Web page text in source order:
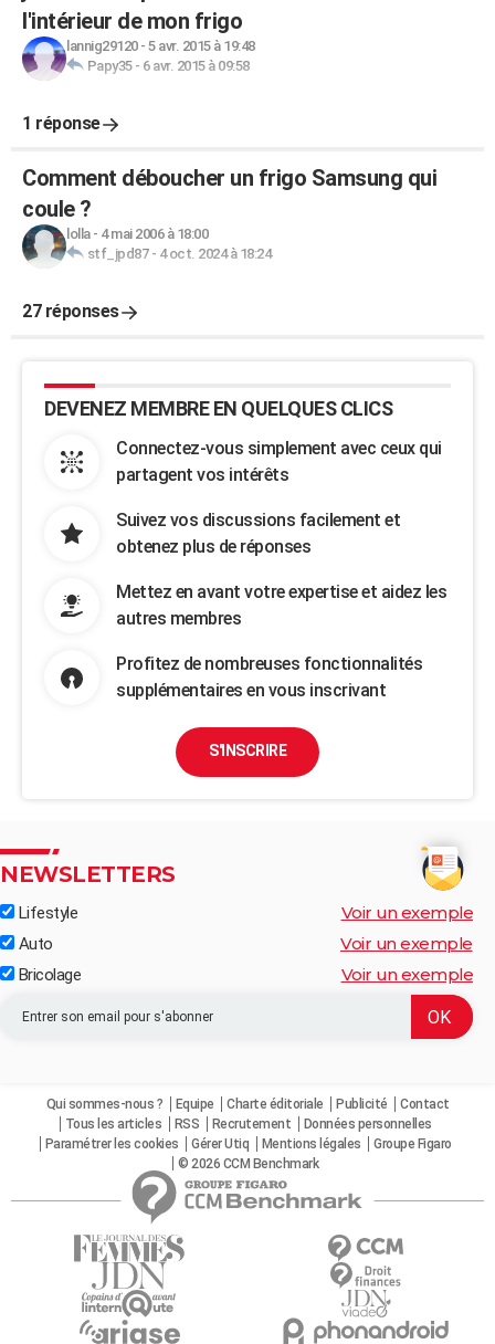
l'intérieur de mon frigo
lannig29120- 5 avr. 2015 à 19:48
Papy35- 6 avr. 2015 à 09:58
1 réponse
Comment déboucher un frigo Samsung qui
coule ?
lolla- 4 mai 2006 à 18:00
stf_jpd87- 4 oct. 2024 à 18:24
27 réponses
DEVENEZ MEMBRE EN QUELQUES CLICS
Connectez-vous simplement avec ceux qui
partagent vos intérêts
Suivez vos discussions facilement et
obtenez plus de réponses
Mettez en avant votre expertise et aidez les
autres membres
Profitez de nombreuses fonctionnalités
supplémentaires en vous inscrivant
S'INSCRIRE
NEWSLETTERS
Lifestyle Voir un exemple
Auto Voir un exemple
Bricolage Voir un exemple
Qui sommes-nous ? Equipe Charte éditoriale Publicité
Contact
Tous les articles
RSS Recrutement
Données personnelles
Paramétrer les cookies
Gérer Utiq Mentions légales
Groupe Figaro
© 2026 CCM Benchmark